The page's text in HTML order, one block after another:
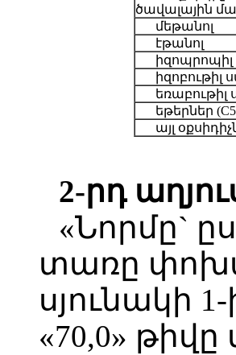
ծավալային
մեթանոլ
էթանոլ
իզոբութիլ
եռաբութիլ
եթերներ
այլ
2-րդ
«Նորմը`
տառը
սյունակի
«70,0»